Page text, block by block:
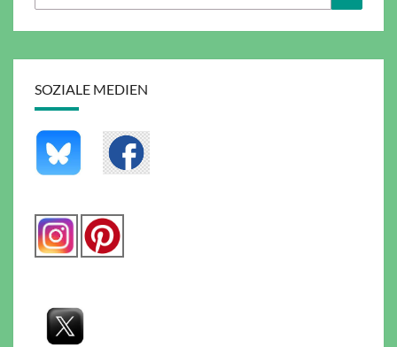
nach:
SOZIALE MEDIEN